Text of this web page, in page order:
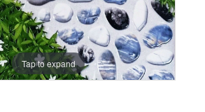
Tap to expand